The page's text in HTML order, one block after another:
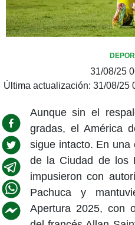
31/08/25
Última actualización: 31/08/25
Aunque sin el
gradas, el América
sigue intacto. En
de la Ciudad de los
impusieron con
Pachuca y
Apertura 2025, con